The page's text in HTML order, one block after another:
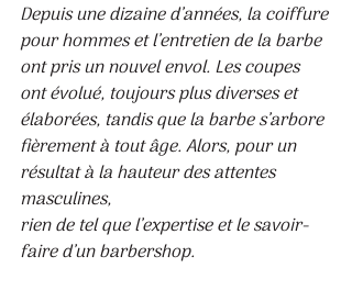
Depuis une dizaine d’années, la coiffure
pour hommes et l’entretien de la barbe
ont pris un nouvel envol. Les coupes
ont évolué, toujours plus diverses et
élaborées, tandis que la barbe s’arbore
fièrement à tout âge. Alors, pour un
résultat à la hauteur des attentes
masculines,
rien de tel que l’expertise et le savoir-
faire d’un barbershop.